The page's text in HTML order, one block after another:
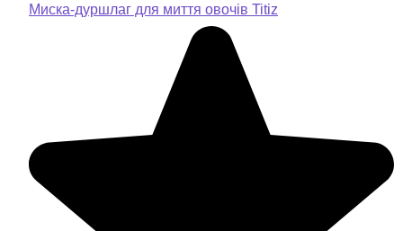
Миска-дуршлаг для миття овочів Titiz